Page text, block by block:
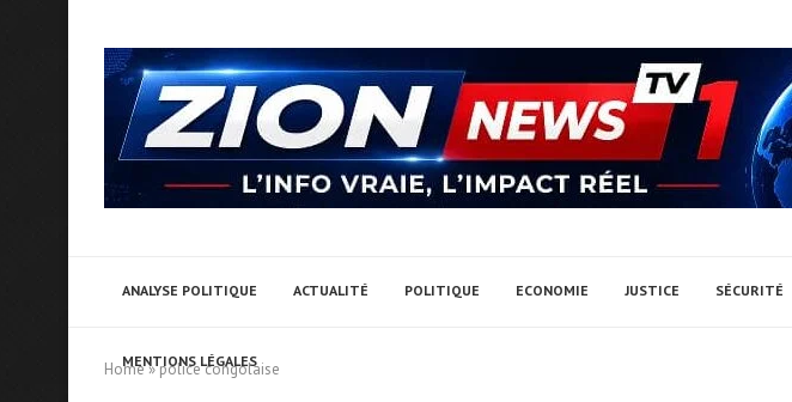
ANALYSE POLITIQUE ACTUALITÉ POLITIQUE ECONOMIE JUSTICE SÉCURITÉ
MENTIONS LÉGALES
Home»police congolaise